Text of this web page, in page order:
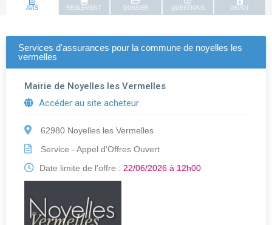
AVIS REGLEMENT DOSSIER QUESTIONS DEPOT
Services d'assurances pour la commune de noyelles les
vermelles
Mairie de Noyelles les Vermelles
Accéder au site acheteur
62980 Noyelles les Vermelles
Service - Appel d'Offres Ouvert
Date limite de l'offre : 22/06/2026 à 12h00